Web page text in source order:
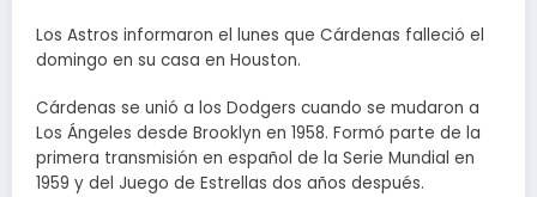
Los Astros informaron el lunes que Cárdenas falleció el
domingo en su casa en Houston.
Cárdenas se unió a los Dodgers cuando se mudaron a
Los Ángeles desde Brooklyn en 1958. Formó parte de la
primera transmisión en español de la Serie Mundial en
1959 y del Juego de Estrellas dos años después.